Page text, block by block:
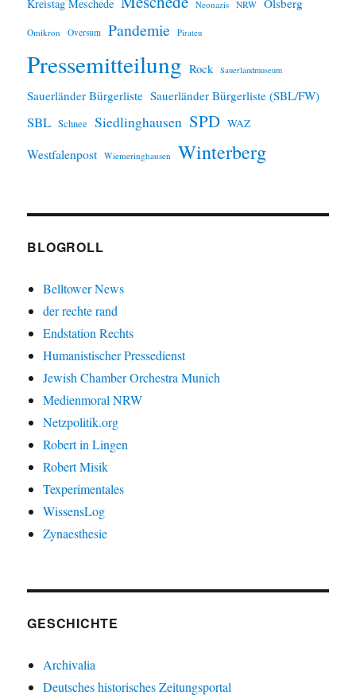
Kreistag Meschede Neonazis NRW Olsberg
Omikron Oversum Pandemie Piraten
Pressemitteilung Rock Sauerlandmuseum
Sauerländer Bürgerliste Sauerländer Bürgerliste (SBL/FW)
SBL Schnee Siedlinghausen SPD WAZ
Westfalenpost Wiemeringhausen Winterberg
BLOGROLL
Belltower News
der rechte rand
Endstation Rechts
Humanistischer Pressedienst
Jewish Chamber Orchestra Munich
Medienmoral NRW
Netzpolitik.org
Robert in Lingen
Robert Misik
Texperimentales
WissensLog
Zynaesthesie
GESCHICHTE
Archivalia
Deutsches historisches Zeitungsportal